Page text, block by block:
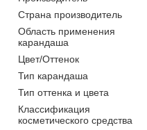
Страна производитель
Область применения
карандаша
Цвет/Оттенок
Тип карандаша
Тип оттенка и цвета
Классификация
косметического средства